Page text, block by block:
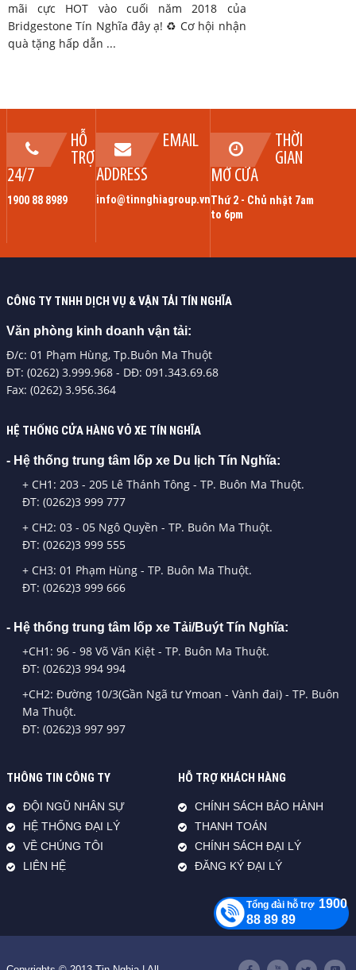
mãi cực HOT vào cuối năm 2018 của
Bridgestone Tín Nghĩa đây ạ! ♻️ Cơ hội nhận
quà tặng hấp dẫn ...
HỖ
TRỢ
24/7
1900 88 8989
EMAIL
ADDRESS
info@tinnghiagroup.vn
THỜI
GIAN
MỞ CỬA
Thứ 2 - Chủ nhật 7am
to 6pm
CÔNG TY TNHH DỊCH VỤ & VẬN TẢI TÍN NGHĨA
Văn phòng kinh doanh vận tải:
Đ/c: 01 Phạm Hùng, Tp.Buôn Ma Thuột
ĐT: (0262) 3.999.968 - DĐ: 091.343.69.68
Fax: (0262) 3.956.364
HỆ THỐNG CỬA HÀNG VỎ XE TÍN NGHĨA
- Hệ thống trung tâm lốp xe Du lịch Tín Nghĩa:
+ CH1: 203 - 205 Lê Thánh Tông - TP. Buôn Ma Thuột.
ĐT: (0262)3 999 777
+ CH2: 03 - 05 Ngô Quyền - TP. Buôn Ma Thuột.
ĐT: (0262)3 999 555
+ CH3: 01 Phạm Hùng - TP. Buôn Ma Thuột.
ĐT: (0262)3 999 666
- Hệ thống trung tâm lốp xe Tải/Buýt Tín Nghĩa:
+CH1: 96 - 98 Võ Văn Kiệt - TP. Buôn Ma Thuột.
ĐT: (0262)3 994 994
+CH2: Đường 10/3(Gần Ngã tư Ymoan - Vành đai) - TP. Buôn
Ma Thuột.
ĐT: (0262)3 997 997
THÔNG TIN CÔNG TY
ĐỘI NGŨ NHÂN SỰ
HỆ THỐNG ĐẠI LÝ
VỀ CHÚNG TÔI
LIÊN HỆ
HỖ TRỢ KHÁCH HÀNG
CHÍNH SÁCH BẢO HÀNH
THANH TOÁN
CHÍNH SÁCH ĐẠI LÝ
ĐĂNG KÝ ĐẠI LÝ
Tổng đài hỗ trợ 1900
88 89 89